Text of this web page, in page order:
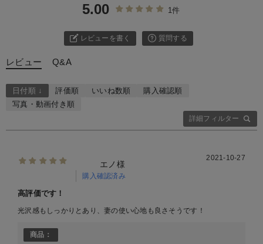
5.00 1件
レビューを書く 質問する
レビュー Q&A
詳細フィルター
日付順 ↓ 評価順 いいね数順
購入確認順
写真・動画付き順
エノ様
購入確認済み
2021-10-27
高評価です！
光沢感もしっかりとあり、妻の使い心地も良さそうです！
商品：